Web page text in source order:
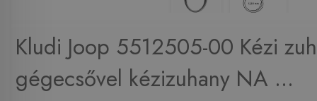
Kludi Joop 5512505-00 Kézi
gégecsővel kézizuhany NA ...